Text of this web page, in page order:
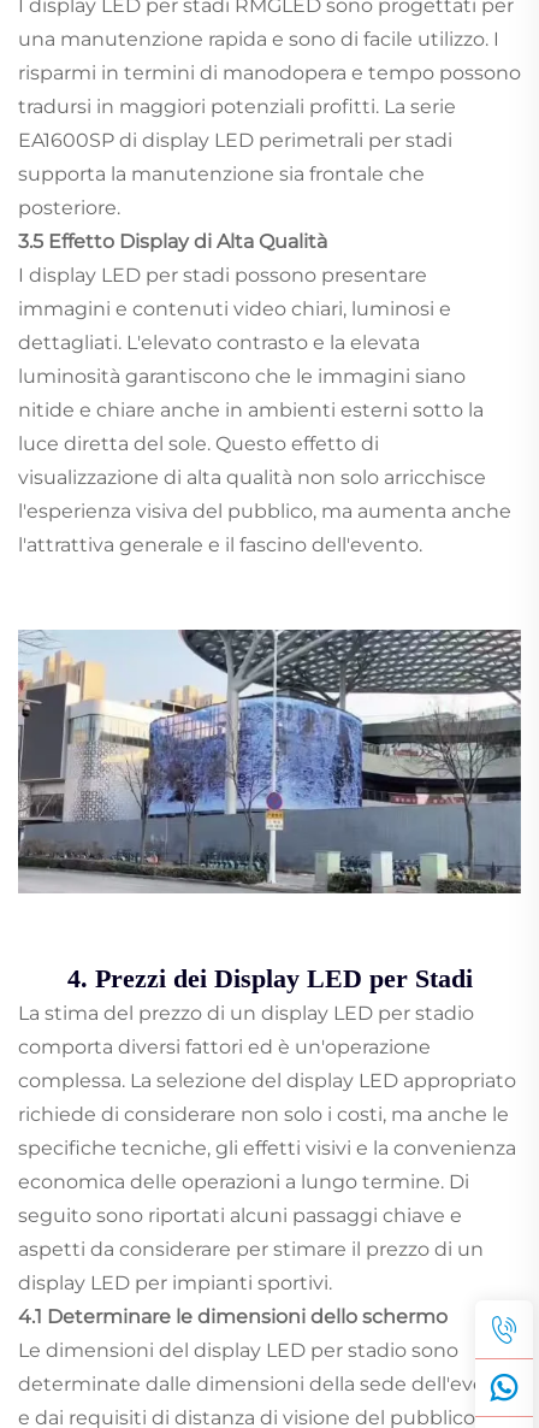
I display LED per stadi RMGLED sono progettati per
una manutenzione rapida e sono di facile utilizzo. I
risparmi in termini di manodopera e tempo possono
tradursi in maggiori potenziali profitti. La serie
EA1600SP di display LED perimetrali per stadi
supporta la manutenzione sia frontale che
posteriore.
3.5 Effetto Display di Alta Qualità
I display LED per stadi possono presentare
immagini e contenuti video chiari, luminosi e
dettagliati. L'elevato contrasto e la elevata
luminosità garantiscono che le immagini siano
nitide e chiare anche in ambienti esterni sotto la
luce diretta del sole. Questo effetto di
visualizzazione di alta qualità non solo arricchisce
l'esperienza visiva del pubblico, ma aumenta anche
l'attrattiva generale e il fascino dell'evento.
4. Prezzi dei Display LED per Stadi
La stima del prezzo di un display LED per stadio
comporta diversi fattori ed è un'operazione
complessa. La selezione del display LED appropriato
richiede di considerare non solo i costi, ma anche le
specifiche tecniche, gli effetti visivi e la convenienza
economica delle operazioni a lungo termine. Di
seguito sono riportati alcuni passaggi chiave e
aspetti da considerare per stimare il prezzo di un
display LED per impianti sportivi.
4.1 Determinare le dimensioni dello schermo
Le dimensioni del display LED per stadio sono
determinate dalle dimensioni della sede dell'evento
e dai requisiti di distanza di visione del pubblico. La